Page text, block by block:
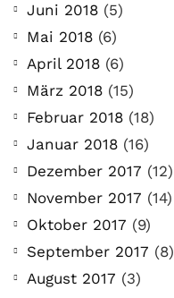
Juni 2018 (5)
Mai 2018 (6)
April 2018 (6)
März 2018 (15)
Februar 2018 (18)
Januar 2018 (16)
Dezember 2017 (12)
November 2017 (14)
Oktober 2017 (9)
September 2017 (8)
August 2017 (3)